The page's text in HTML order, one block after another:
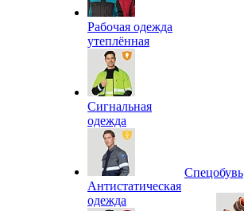
Рабочая одежда
утеплённая
Сигнальная
одежда
Антистатическая
одежда
Спецобувь